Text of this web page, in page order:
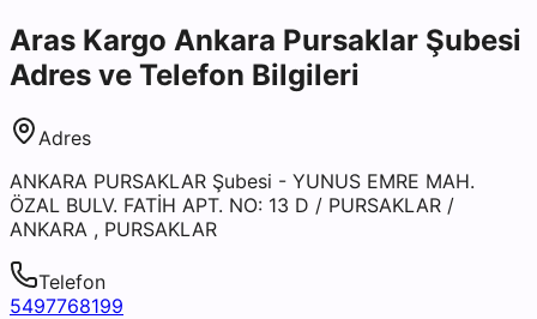
Aras Kargo Ankara Pursaklar Şubesi
Adres ve Telefon Bilgileri
Adres
ANKARA PURSAKLAR Şubesi - YUNUS EMRE MAH.
ÖZAL BULV. FATİH APT. NO: 13 D / PURSAKLAR /
ANKARA , PURSAKLAR
Telefon
5497768199